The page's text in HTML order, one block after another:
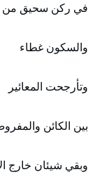
في ركن سحيق من
والسكون غطاء
وتأرجحت المعائير
بين الكائن
وبقي شيئان خارج